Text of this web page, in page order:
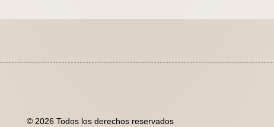
© 2026 Todos los derechos reservados